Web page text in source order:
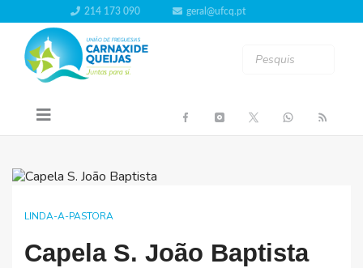
214 173 090 geral@ufcq.pt
LINDA-A-PASTORA
Capela S. João Baptista